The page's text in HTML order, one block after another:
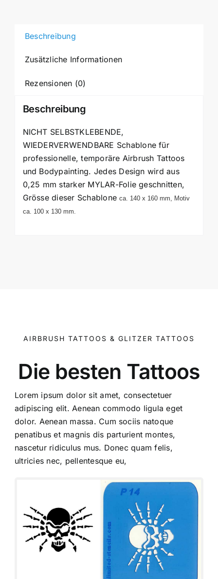
Menge
Beschreibung
Zusätzliche Informationen
Rezensionen (0)
Beschreibung
NICHT SELBSTKLEBENDE,
WIEDERVERWENDBARE Schablone für
professionelle, temporäre Airbrush Tattoos
und Bodypainting. Jedes Design wird aus
0,25 mm starker MYLAR-Folie geschnitten,
Grösse dieser Schabloneca. 140 x 160 mm, Motiv
ca. 100 x 130 mm.
AIRBRUSH TATTOOS & GLITZER TATTOOS
Die besten Tattoos
Lorem ipsum dolor sit amet, consectetuer
adipiscing elit. Aenean commodo ligula eget
dolor. Aenean massa. Cum sociis natoque
penatibus et magnis dis parturient montes,
nascetur ridiculus mus. Donec quam felis,
ultricies nec, pellentesque eu,